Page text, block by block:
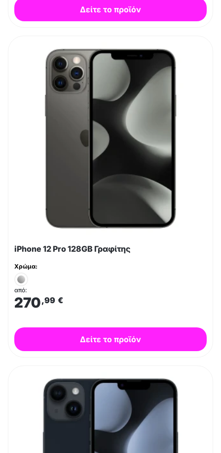
Δείτε το προϊόν
iPhone 12 Pro 128GB Γραφίτης
Χρώμα:
από:
270,99 €
Δείτε το προϊόν